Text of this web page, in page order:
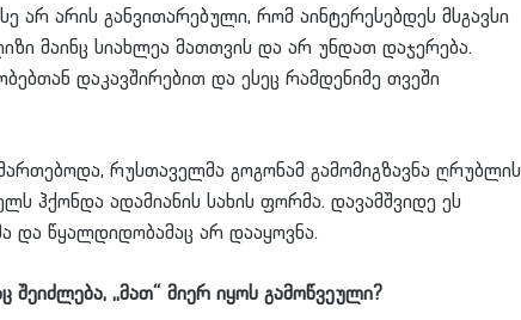
არ არის განვითარებული, რომ აინტერესებდეს მსგავსი
მაინც სიახლეა მათთვის და არ უნდათ დაჯერება.
დაკავშირებით და ესეც რამდენიმე თვეში
რუსთაველმა გოგონამ გამომიგზავნა ღრუბლის
ჰქონდა ადამიანის სახის ფორმა. დავამშვიდე ეს
და წყალდიდობამაც არ დააყოვნა.
,,მათ“ მიერ იყოს გამოწვეული?